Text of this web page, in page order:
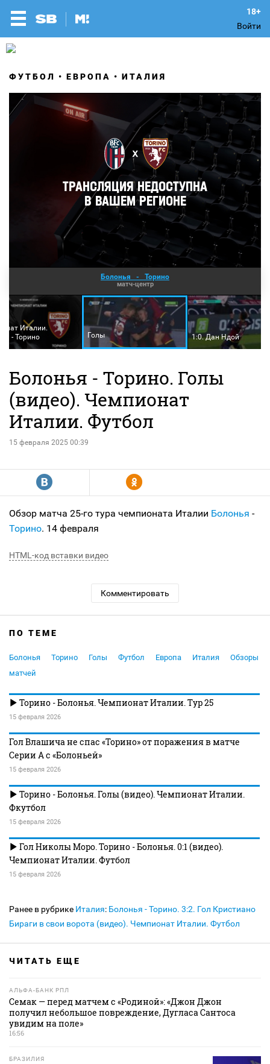
Войти
ФУТБОЛ ЕВРОПА ИТАЛИЯ
Болонья - Торино
матч-центр
Италии.
- Торино
Голы 1:0. Дан Ндой
Болонья - Торино. Голы
(видео). Чемпионат
Италии. Футбол
15 февраля 2025 00:39
R Y
Обзор матча 25-го тура чемпионата Италии Болонья -
Торино. 14 февраля
HTML-код вставки видео
Комментировать
ПО ТЕМЕ
Болонья Торино Голы Футбол Европа Италия
Обзоры
матчей
Торино - Болонья. Чемпионат Италии. Тур 25
15 февраля 2026
Гол Влашича не спас «Торино» от поражения в матче
Серии А с «Болоньей»
15 февраля 2026
Торино - Болонья. Голы (видео). Чемпионат Италии.
Фкутбол
15 февраля 2026
Гол Николы Моро. Торино - Болонья. 0:1 (видео).
Чемпионат Италии. Футбол
15 февраля 2026
Ранее в рубрике Италия: Болонья - Торино. 3:2. Гол Кристиано
Бираги в свои ворота (видео). Чемпионат Италии. Футбол
ЧИТАТЬ ЕЩЕ
АЛЬФА-БАНК РПЛ
Семак — перед матчем с «Родиной»: «Джон Джон
получил небольшое повреждение, Дугласа Сантоса
увидим на поле»
16:56
БРАЗИЛИЯ